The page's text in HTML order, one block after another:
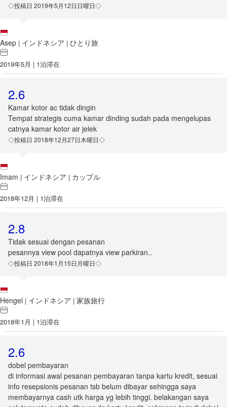
◇投稿日 2019年5月12日日曜日◇
Asep | インドネシア | ひとり旅
2019年5月 | 1泊滞在
2.6
Kamar kotor ac tidak dingin
Tempat strategis cuma kamar dinding sudah pada mengelupas
catnya kamar kotor air jelek
◇投稿日 2018年12月27日木曜日◇
Imam | インドネシア | カップル
2018年12月 | 1泊滞在
2.8
Tidak sesuai dengan pesanan
pesannya view pool dapatnya view parkiran..
◇投稿日 2018年1月15日月曜日◇
Hengel | インドネシア | 家族旅行
2018年1月 | 1泊滞在
2.6
dobel pembayaran
di informasi awal pesanan pembayaran tanpa kartu kredit, sesuai
info resepsionis pesanan tsb belum dibayar sehingga saya
membayarnya cash utk harga yg lebih tinggi. belakangan saya